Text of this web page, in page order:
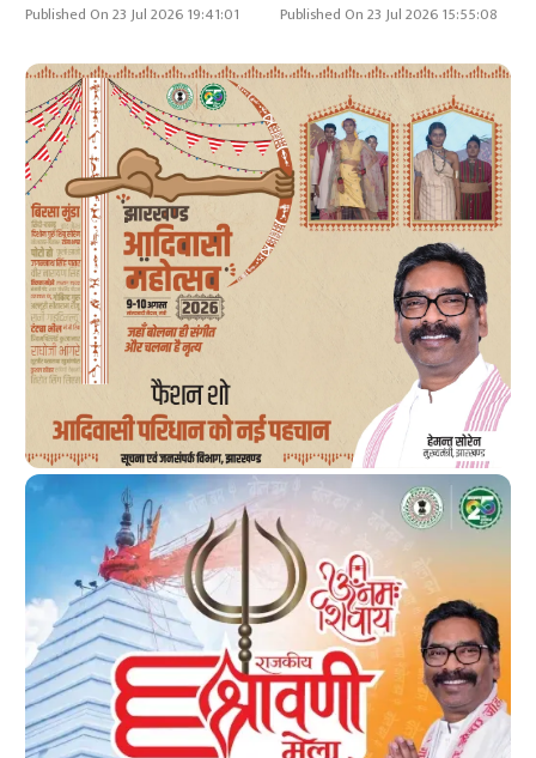
Published On 23 Jul 2026 19:41:01 Published On 23 Jul 2026 15:55:08